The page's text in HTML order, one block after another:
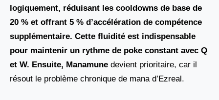
logiquement, réduisant les cooldowns de base de
20 % et offrant 5 % d’accélération de compétence
supplémentaire. Cette fluidité est indispensable
pour maintenir un rythme de poke constant avec Q
et W. Ensuite, Manamune devient prioritaire, car il
résout le problème chronique de mana d’Ezreal.